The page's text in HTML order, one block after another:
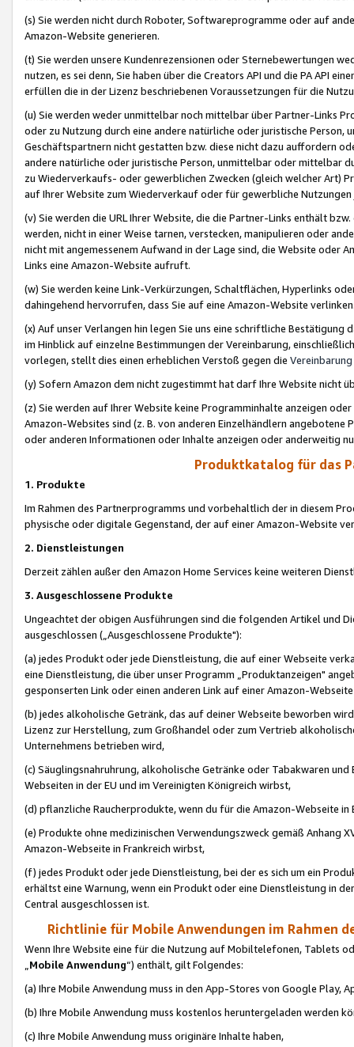
(s) Sie werden nicht durch Roboter, Softwareprogramme oder auf
Amazon-Website generieren.
(t) Sie werden unsere Kundenrezensionen oder Sternebewertungen
nutzen, es sei denn, Sie haben über die Creators API und die PA API
erfüllen die in der Lizenz beschriebenen Voraussetzungen für die
(u) Sie werden weder unmittelbar noch mittelbar über Partner-Links
oder zu Nutzung durch eine andere natürliche oder juristische
Geschäftspartnern nicht gestatten bzw. diese nicht dazu auffordern
andere natürliche oder juristische Person, unmittelbar oder mittelbar
zu Wiederverkaufs- oder gewerblichen Zwecken (gleich welcher Art)
auf Ihrer Website zum Wiederverkauf oder für gewerbliche
(v) Sie werden die URL Ihrer Website, die die Partner-Links enthält
werden, nicht in einer Weise tarnen, verstecken, manipulieren oder
nicht mit angemessenem Aufwand in der Lage sind, die Website oder
Links eine Amazon-Website aufruft.
(w) Sie werden keine Link-Verkürzungen, Schaltflächen, Hyperlinks
dahingehend hervorrufen, dass Sie auf eine Amazon-Website
(x) Auf unser Verlangen hin legen Sie uns eine schriftliche
im Hinblick auf einzelne Bestimmungen der Vereinbarung,
vorlegen, stellt dies einen erheblichen Verstoß gegen die Vereinbarung
(y) Sofern Amazon dem nicht zugestimmt hat darf Ihre Website nicht
(z) Sie werden auf Ihrer Website keine Programminhalte anzeigen
Amazon-Websites sind (z. B. von anderen Einzelhändlern
oder anderen Informationen oder Inhalte anzeigen oder anderweitig
Produktkatalog für das
1. Produkte
Im Rahmen des Partnerprogramms und vorbehaltlich der in diesem
physische oder digitale Gegenstand, der auf einer Amazon-Website
2. Dienstleistungen
Derzeit zählen außer den Amazon Home Services keine weiteren
3. Ausgeschlossene Produkte
Ungeachtet der obigen Ausführungen sind die folgenden Artikel und
ausgeschlossen („Ausgeschlossene Produkte"):
(a) jedes Produkt oder jede Dienstleistung, die auf einer Webseite
eine Dienstleistung, die über unser Programm „Produktanzeigen"
gesponserten Link oder einen anderen Link auf einer Amazon-
(b) jedes alkoholische Getränk, das auf deiner Webseite beworben
Lizenz zur Herstellung, zum Großhandel oder zum Vertrieb
Unternehmens betrieben wird,
(c) Säuglingsnahruhrung, alkoholische Getränke oder Tabakwaren
Webseiten in der EU und im Vereinigten Königreich wirbst,
(d) pflanzliche Raucherprodukte, wenn du für die Amazon-Webseite in
(e) Produkte ohne medizinischen Verwendungszweck gemäß Anhang
Amazon-Webseite in Frankreich wirbst,
(f) jedes Produkt oder jede Dienstleistung, bei der es sich um ein
erhältst eine Warnung, wenn ein Produkt oder eine Dienstleistung in
Central ausgeschlossen ist.
Richtlinie für Mobile Anwendungen im Rahmen
Wenn Ihre Website eine für die Nutzung auf Mobiltelefonen, Tablets
„Mobile Anwendung“) enthält, gilt Folgendes:
(a) Ihre Mobile Anwendung muss in den App-Stores von Google Play,
(b) Ihre Mobile Anwendung muss kostenlos heruntergeladen werden
(c) Ihre Mobile Anwendung muss originäre Inhalte haben,